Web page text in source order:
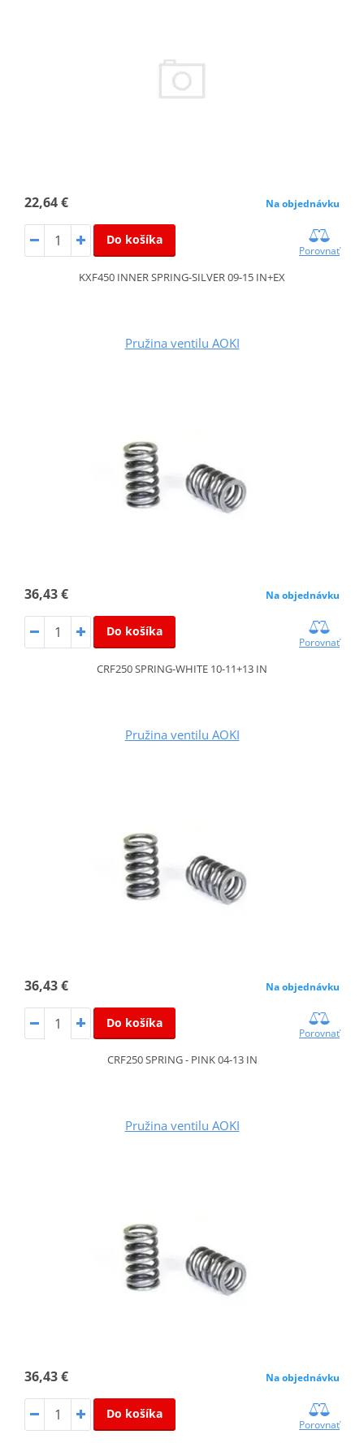
22,64 € Na objednávku
Do košíka
Porovnať
KXF450 INNER SPRING-SILVER 09-15 IN+EX
Pružina ventilu AOKI
36,43 € Na objednávku
Do košíka
Porovnať
CRF250 SPRING-WHITE 10-11+13 IN
Pružina ventilu AOKI
36,43 € Na objednávku
Do košíka
Porovnať
CRF250 SPRING - PINK 04-13 IN
Pružina ventilu AOKI
36,43 € Na objednávku
Do košíka
Porovnať